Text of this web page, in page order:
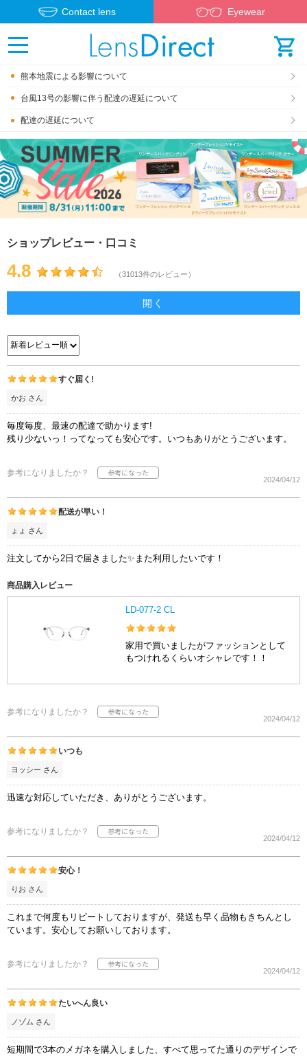
Contact lens Eyewear
熊本地震による影響について
台風13号の影響に伴う配達の遅延について
配達の遅延について
ショップレビュー・口コミ
4.8 （31013件のレビュー）
開く
すぐ届く!
かお さん
毎度毎度、最速の配達で助かります!
残り少ないっ！ってなっても安心です。いつもありがとうございます。
参考になりましたか？
2024/04/12
配送が早い！
ょょ さん
注文してから2日で届きました✨また利用したいです！
商品購入レビュー
LD-077-2 CL
家用で買いましたがファッションとして
もつけれるくらいオシャレです！！
参考になりましたか？
2024/04/12
いつも
ヨッシー さん
迅速な対応していただき、ありがとうございます。
参考になりましたか？
2024/04/12
安心！
りお さん
これまで何度もリピートしておりますが、発送も早く品物もきちんとし
ています。安心してお願いしております。
参考になりましたか？
2024/04/12
たいへん良い
ノゾム さん
短期間で3本のメガネを購入しました、すべて思ってた通りのデザインで